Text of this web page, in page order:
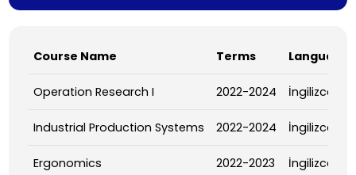
Course Name Terms Language
Operation Research I 2022-2024 İngilizce
Industrial Production Systems 2022-2024 İngilizce
Ergonomics 2022-2023 İngilizce